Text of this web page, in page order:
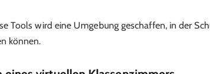
Tools wird eine Umgebung geschaffen, in der
können.